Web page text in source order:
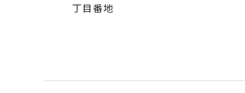
丁目番地